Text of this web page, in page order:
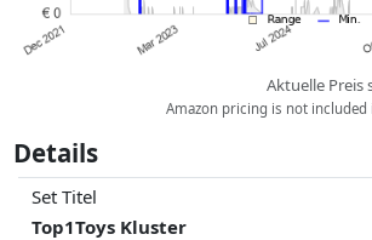
Aktuelle Preis
Amazon pricing is not
Details
Set Titel
Top1Toys Kluster